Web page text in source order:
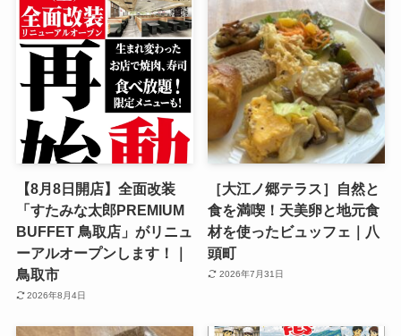
【8月8日開店】全面改装
「すたみな太郎PREMIUM
BUFFET 鳥取店」がリニュ
ーアルオープンします！｜
鳥取市
2026年8月4日
［大江ノ郷テラス］自然と
食を満喫！天美卵と地元食
材を使ったビュッフェ｜八
頭町
2026年7月31日